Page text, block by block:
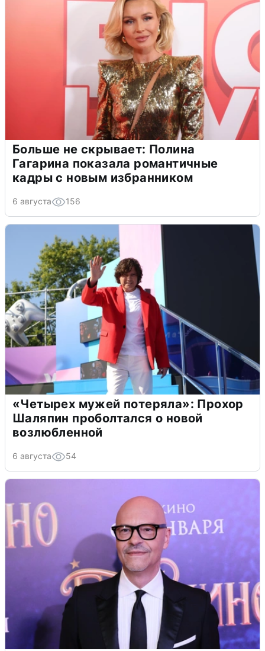
Больше не скрывает: Полина
Гагарина показала романтичные
кадры с новым избранником
6 августа 156
«Четырех мужей потеряла»: Прохор
Шаляпин проболтался о новой
возлюбленной
6 августа 54